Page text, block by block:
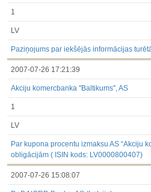
1
LV
Paziņojums par iekšējās informācijas
2007-07-26 17:21:39
Akciju komercbanka ''Baltikums'', AS
1
LV
Par kupona procentu izmaksu AS “Akciju
obligācijām ( ISIN kods: LV0000800407)
2007-07-26 15:08:07